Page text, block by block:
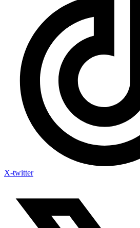
X-twitter